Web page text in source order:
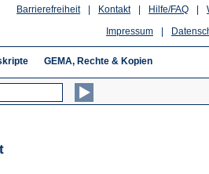
Hilfe/FAQ
Kontakt
Barrierefreiheit
Impressum
GEMA, Rechte & Kopien